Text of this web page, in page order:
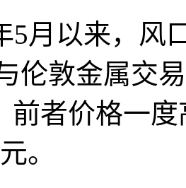
以来，风
伦敦金属交
前者价格一
。